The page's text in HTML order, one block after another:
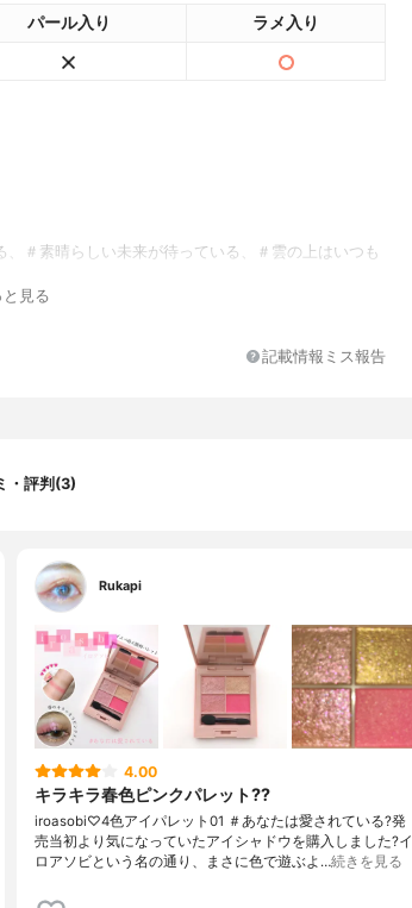
パール入り ラメ入り
、＃素晴らしい未来が待っている、＃雲の上はいつも
と見る
記載情報ミス報告
・評判(3)
Rukapi
4.00
キラキラ春色ピンクパレット??
iroasobi♡4色アイパレット01 ＃あなたは愛されている?発
売当初より気になっていたアイシャドウを購入しました?イ
ロアソビという名の通り、まさに色で遊ぶよ…続きを見る